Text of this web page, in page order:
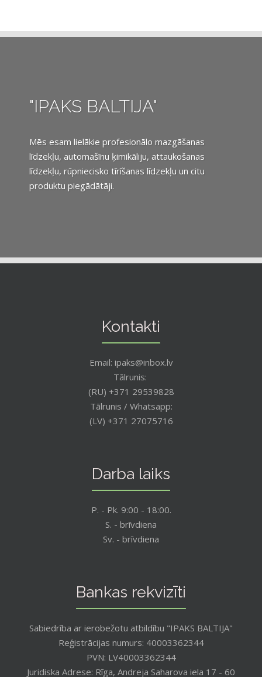
"IPAKS BALTIJA"
Mēs esam lielākie profesionālo mazgāšanas
līdzekļu, automašīnu ķimikāliju, attaukošanas
līdzekļu, rūpniecisko tīrīšanas līdzekļu un citu
produktu piegādātāji.
Kontakti
Email: ipaks@inbox.lv
Tālrunis:
(RU) +371 29539828
Tālrunis / Whatsapp:
(LV) +371 27075716
Darba laiks
P. - Pk. 9:00 - 18:00.
S. - brīvdiena
Sv. - brīvdiena
Bankas rekvizīti
Sabiedrība ar ierobežotu atbildību "IPAKS BALTIJA"
Reģistrācijas numurs: 40003362344
PVN: LV40003362344
Juridiska Adrese: Rīga, Andreja Saharova iela 17 - 60